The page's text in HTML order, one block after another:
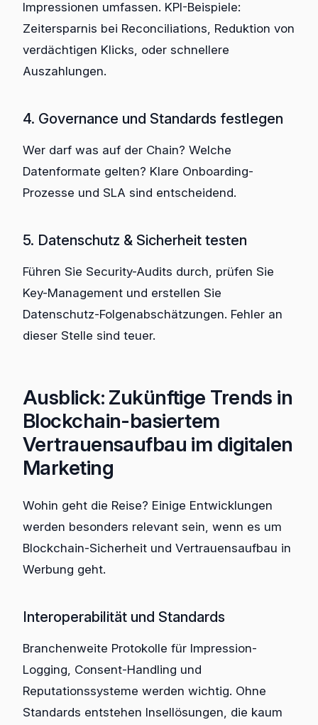
Impressionen umfassen. KPI-Beispiele:
Zeitersparnis bei Reconciliations, Reduktion von
verdächtigen Klicks, oder schnellere
Auszahlungen.
4. Governance und Standards festlegen
Wer darf was auf der Chain? Welche
Datenformate gelten? Klare Onboarding-
Prozesse und SLA sind entscheidend.
5. Datenschutz & Sicherheit testen
Führen Sie Security-Audits durch, prüfen Sie
Key-Management und erstellen Sie
Datenschutz-Folgenabschätzungen. Fehler an
dieser Stelle sind teuer.
Ausblick: Zukünftige Trends in
Blockchain-basiertem
Vertrauensaufbau im digitalen
Marketing
Wohin geht die Reise? Einige Entwicklungen
werden besonders relevant sein, wenn es um
Blockchain-Sicherheit und Vertrauensaufbau in
Werbung geht.
Interoperabilität und Standards
Branchenweite Protokolle für Impression-
Logging, Consent-Handling und
Reputationssysteme werden wichtig. Ohne
Standards entstehen Insellösungen, die kaum